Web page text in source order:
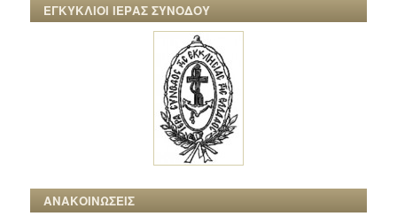
ΕΓΚΥΚΛΙΟΙ ΙΕΡΑΣ ΣΥΝΟΔΟΥ
ΑΝΑΚΟΙΝΩΣΕΙΣ